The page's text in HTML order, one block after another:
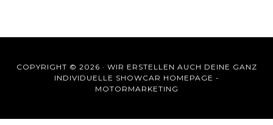
COPYRIGHT © 2026 · WIR ERSTELLEN AUCH DEINE GANZ
INDIVIDUELLE SHOWCAR HOMEPAGE -
MOTORMARKETING